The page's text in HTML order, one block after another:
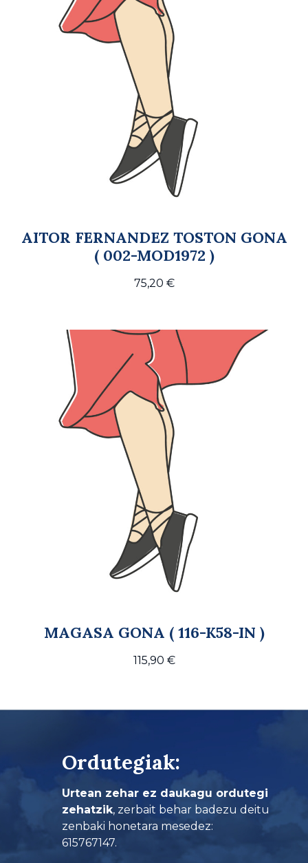
AITOR FERNANDEZ TOSTON GONA
( 002-MOD1972 )
75,20 €
MAGASA GONA ( 116-K58-IN )
115,90 €
Ordutegiak:
Urtean zehar ez daukagu ordutegi
zehatzik, zerbait behar badezu deitu
zenbaki honetara mesedez:
615767147.